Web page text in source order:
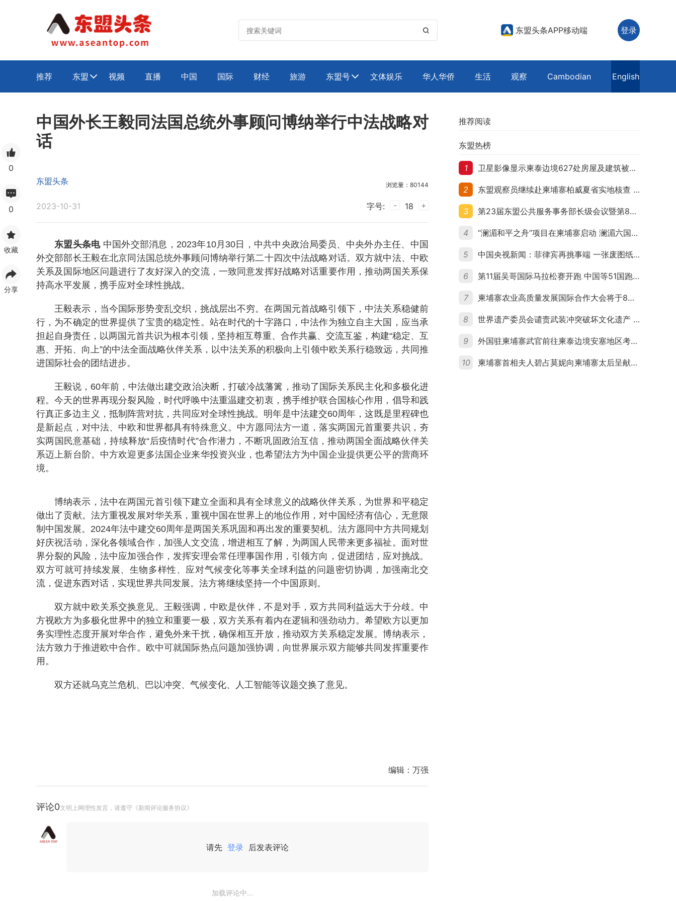
 东盟头条APP移动端 登录
推荐 东盟  视频 直播 中国 国际 财经 旅游 东盟号 文体娱乐 华人华侨 生活 观察 Cambodian English
0
0
收藏
分享
中国外长王毅同法国总统外事顾问博纳举行中法战略对
话
东盟头条 浏览量：80144
2023-10-31 字号: - 18 +
东盟头条电中国外交部消息，2023年10月30日，中共中央政治局委员、中央外办主任、中国
外交部部长王毅在北京同法国总统外事顾问博纳举行第二十四次中法战略对话。双方就中法、中欧
关系及国际地区问题进行了友好深入的交流，一致同意发挥好战略对话重要作用，推动两国关系保
持高水平发展，携手应对全球性挑战。
王毅表示，当今国际形势变乱交织，挑战层出不穷。在两国元首战略引领下，中法关系稳健前
行，为不确定的世界提供了宝贵的稳定性。站在时代的十字路口，中法作为独立自主大国，应当承
担起自身责任，以两国元首共识为根本引领，坚持相互尊重、合作共赢、交流互鉴，构建“稳定、互
惠、开拓、向上”的中法全面战略伙伴关系，以中法关系的积极向上引领中欧关系行稳致远，共同推
进国际社会的团结进步。
王毅说，60年前，中法做出建交政治决断，打破冷战藩篱，推动了国际关系民主化和多极化进
程。今天的世界再现分裂风险，时代呼唤中法重温建交初衷，携手维护联合国核心作用，倡导和践
行真正多边主义，抵制阵营对抗，共同应对全球性挑战。明年是中法建交60周年，这既是里程碑也
是新起点，对中法、中欧和世界都具有特殊意义。中方愿同法方一道，落实两国元首重要共识，夯
实两国民意基础，持续释放“后疫情时代”合作潜力，不断巩固政治互信，推动两国全面战略伙伴关
系迈上新台阶。中方欢迎更多法国企业来华投资兴业，也希望法方为中国企业提供更公平的营商环
境。
博纳表示，法中在两国元首引领下建立全面和具有全球意义的战略伙伴关系，为世界和平稳定
做出了贡献。法方重视发展对华关系，重视中国在世界上的地位作用，对中国经济有信心，无意限
制中国发展。2024年法中建交60周年是两国关系巩固和再出发的重要契机。法方愿同中方共同规划
好庆祝活动，深化各领域合作，加强人文交流，增进相互了解，为两国人民带来更多福祉。面对世
界分裂的风险，法中应加强合作，发挥安理会常任理事国作用，引领方向，促进团结，应对挑战。
双方可就可持续发展、生物多样性、应对气候变化等事关全球利益的问题密切协调，加强南北交
流，促进东西对话，实现世界共同发展。法方将继续坚持一个中国原则。
双方就中欧关系交换意见。王毅强调，中欧是伙伴，不是对手，双方共同利益远大于分歧。中
方视欧方为多极化世界中的独立和重要一极，双方关系有着内在逻辑和强劲动力。希望欧方以更加
务实理性态度开展对华合作，避免外来干扰，确保相互开放，推动双方关系稳定发展。博纳表示，
法方致力于推进欧中合作。欧中可就国际热点问题加强协调，向世界展示双方能够共同发挥重要作
用。
双方还就乌克兰危机、巴以冲突、气候变化、人工智能等议题交换了意见。
编辑： 万强
评论0文明上网理性发言，请遵守《新闻评论服务协议》
请先 登录 后发表评论
加载评论中...
推荐阅读
东盟热榜
1 卫星影像显示柬泰边境627处房屋及建筑被夷平 人权组织呼吁保护平民财产
2 东盟观察员继续赴柬埔寨柏威夏省实地核查 走访遭袭柬埔寨平民村庄
3 第23届东盟公共服务事务部长级会议暨第8届东盟与中日韩公共服务事务部长级会议在柬埔寨暹粒开幕
4 “澜湄和平之舟”项目在柬埔寨启动 澜湄六国青年共话和平与发展
5 中国央视新闻：菲律宾再挑事端 一张废图纸划不走中国黄岩岛
6 第11届吴哥国际马拉松赛开跑 中国等51国跑者齐聚暹粒
7 柬埔寨农业高质量发展国际合作大会将于8月20日举行
8 世界遗产委员会谴责武装冲突破坏文化遗产 柬埔寨呼吁依法追责并加强国际合作
9 外国驻柬埔寨武官前往柬泰边境安塞地区考察 柬方介绍“危险握手”事件及边境情况
10 柬埔寨首相夫人碧占莫妮向柬埔寨太后呈献世界女童军“卓越领袖奖”